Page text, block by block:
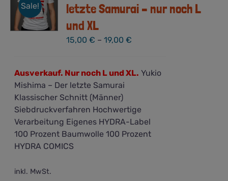
Sale!
letzte Samurai – nur noch L
und XL
15,00€ –19,00€
Ausverkauf. Nur noch L und XL. Yukio
Mishima – Der letzte Samurai
Klassischer Schnitt (Männer)
Siebdruckverfahren Hochwertige
Verarbeitung Eigenes HYDRA-Label
100 Prozent Baumwolle 100 Prozent
HYDRA COMICS
inkl. MwSt.